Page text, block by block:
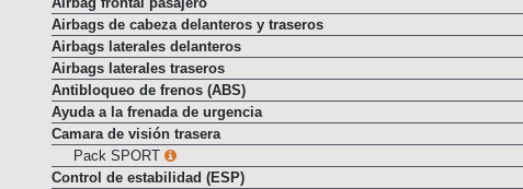
Airbags de cabeza delanteros y traseros
Airbags laterales delanteros
Airbags laterales traseros
Antibloqueo de frenos (ABS)
Ayuda a la frenada de urgencia
Camara de visión trasera
Pack SPORT
Control de estabilidad (ESP)